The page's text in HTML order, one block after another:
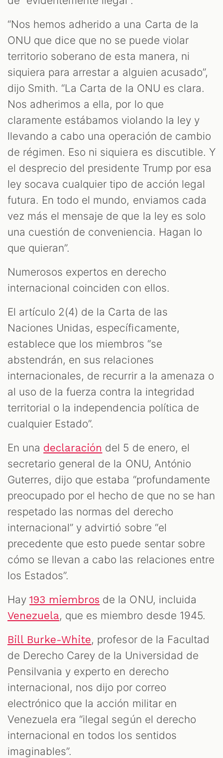
“Nos hemos adherido a una Carta de la
ONU que dice que no se puede violar
territorio soberano de esta manera, ni
siquiera para arrestar a alguien acusado”,
dijo Smith. “La Carta de la ONU es clara.
Nos adherimos a ella, por lo que
claramente estábamos violando la ley y
llevando a cabo una operación de cambio
de régimen. Eso ni siquiera es discutible. Y
el desprecio del presidente Trump por esa
ley socava cualquier tipo de acción legal
futura. En todo el mundo, enviamos cada
vez más el mensaje de que la ley es solo
una cuestión de conveniencia. Hagan lo
que quieran”.
Numerosos expertos en derecho
internacional coinciden con ellos.
El artículo 2(4) de la Carta de las
Naciones Unidas, específicamente,
establece que los miembros “se
abstendrán, en sus relaciones
internacionales, de recurrir a la amenaza o
al uso de la fuerza contra la integridad
territorial o la independencia política de
cualquier Estado”.
En una declaración del 5 de enero, el
secretario general de la ONU, António
Guterres, dijo que estaba “profundamente
preocupado por el hecho de que no se han
respetado las normas del derecho
internacional” y advirtió sobre “el
precedente que esto puede sentar sobre
cómo se llevan a cabo las relaciones entre
los Estados”.
Hay193 miembros de la ONU, incluida
Venezuela, que es miembro desde 1945.
Bill Burke-White, profesor de la Facultad
de Derecho Carey de la Universidad de
Pensilvania y experto en derecho
internacional, nos dijo por correo
electrónico que la acción militar en
Venezuela era “ilegal según el derecho
internacional en todos los sentidos
imaginables”.